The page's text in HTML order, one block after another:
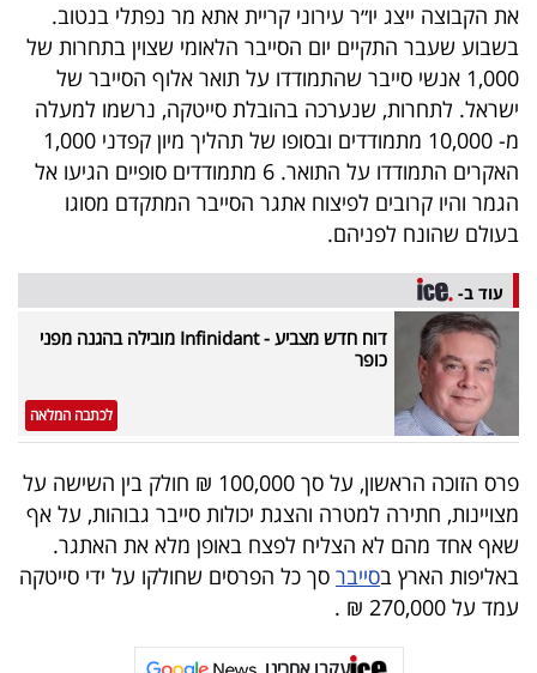
פודקאסט
40
UNDER
40
פעולה
דרושים
מייל
אדום
את הקבוצה ייצג יו״ר עירוני קריית אתא מר נפתלי בנטוב.
בשבוע שעבר התקיים יום הסייבר הלאומי שצוין בתחרות של
1,000 אנשי סייבר שהתמודדו על תואר אלוף הסייבר של
ישראל. לתחרות, שנערכה בהובלת סייטקה, נרשמו למעלה
מ- 10,000 מתמודדים ובסופו של תהליך מיון קפדני 1,000
האקרים התמודדו על התואר. 6 מתמודדים סופיים הגיעו אל
הגמר והיו קרובים לפיצוח אתגר הסייבר המתקדם מסוגו
בעולם שהונח לפניהם.
עוד ב-
דוח חדש מצביע - Infinidant מובילה בהגנה מפני
כופר
לכתבה המלאה
פרס הזוכה הראשון, על סך 100,000 ₪ חולק בין השישה על
מצויינות, חתירה למטרה והצגת יכולות סייבר גבוהות, על אף
שאף אחד מהם לא הצליח לפצח באופן מלא את האתגר.
באליפות הארץ בסייבר סך כל הפרסים שחולקו על ידי סייטקה
עמד על 270,000 ₪ .